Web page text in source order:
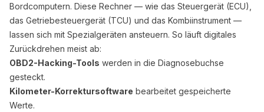
Bordcomputern. Diese Rechner — wie das Steuergerät (ECU),
das Getriebesteuergerät (TCU) und das Kombiinstrument —
lassen sich mit Spezialgeräten ansteuern. So läuft digitales
Zurückdrehen meist ab:
OBD2-Hacking-Tools werden in die Diagnosebuchse
gesteckt.
Kilometer-Korrektursoftware bearbeitet gespeicherte
Werte.